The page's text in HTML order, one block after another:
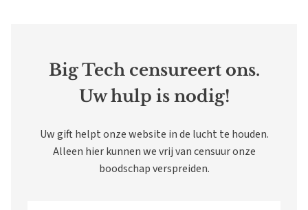
Big Tech censureert ons.
Uw hulp is nodig!
Uw gift helpt onze website in de lucht te houden.
Alleen hier kunnen we vrij van censuur onze
boodschap verspreiden.